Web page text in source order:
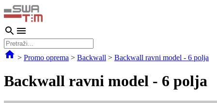
> Promo oprema > Backwall > Backwall ravni model - 6 polja
Backwall ravni model - 6 polja